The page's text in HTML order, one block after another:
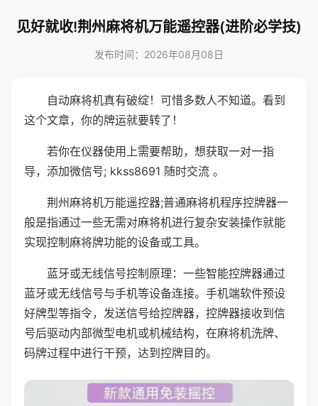
见好就收!荆州麻将机万能遥控器(进阶必学技)
发布时间：2026年08月08日
自动麻将机真有破绽！可惜多数人不知道。看到
这个文章，你的牌运就要转了！
若你在仪器使用上需要帮助，想获取一对一指
导，添加微信号; kkss8691 随时交流 。
荆州麻将机万能遥控器;普通麻将机程序控牌器一
般是指通过一些无需对麻将机进行复杂安装操作就能
实现控制麻将牌功能的设备或工具。
蓝牙或无线信号控制原理：一些智能控牌器通过
蓝牙或无线信号与手机等设备连接。手机端软件预设
好牌型等指令，发送信号给控牌器，控牌器接收到信
号后驱动内部微型电机或机械结构，在麻将机洗牌、
码牌过程中进行干预，达到控牌目的。